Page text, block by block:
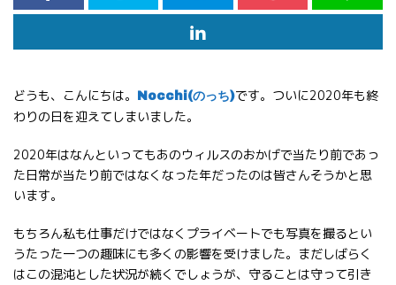
どうも、こんにちは。 Nocchi(のっち)です。ついに2020年も終
わりの日を迎えてしまいました。
2020年はなんといってもあのウィルスのおかげで当たり前であっ
た日常が当たり前ではなくなった年だったのは皆さんそうかと思
います。
もちろん私も仕事だけではなくプライベートでも写真を撮るとい
うたった一つの趣味にも多くの影響を受けました。まだしばらく
はこの混沌とした状況が続くでしょうが、守ることは守って引き